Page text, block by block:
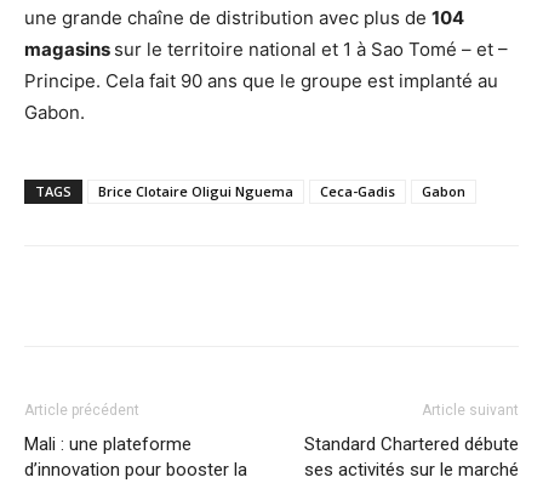
une grande chaîne de distribution avec plus de 104
magasins sur le territoire national et 1 à Sao Tomé – et –
Principe. Cela fait 90 ans que le groupe est implanté au
Gabon.
TAGS Brice Clotaire Oligui Nguema Ceca-Gadis Gabon
Article précédent
Mali : une plateforme
d’innovation pour booster la
Article suivant
Standard Chartered débute
ses activités sur le marché